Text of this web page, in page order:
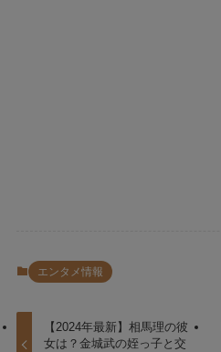
エンタメ情報
【2024年最新】相馬理の彼
女は？金城武の姪っ子と交